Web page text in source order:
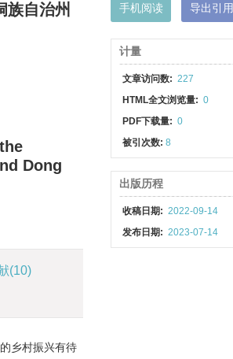
族自治州
Dong
(10)
乡村振兴有待
手机阅读 导出引用
计量
文章访问数: 227
HTML全文浏览量: 0
PDF下载量: 0
被引次数:8
出版历程
收稿日期: 2022-09-14
发布日期: 2023-07-14